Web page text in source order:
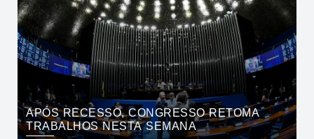
APÓS RECESSO, CONGRESSO RETOMA
TRABALHOS NESTA SEMANA